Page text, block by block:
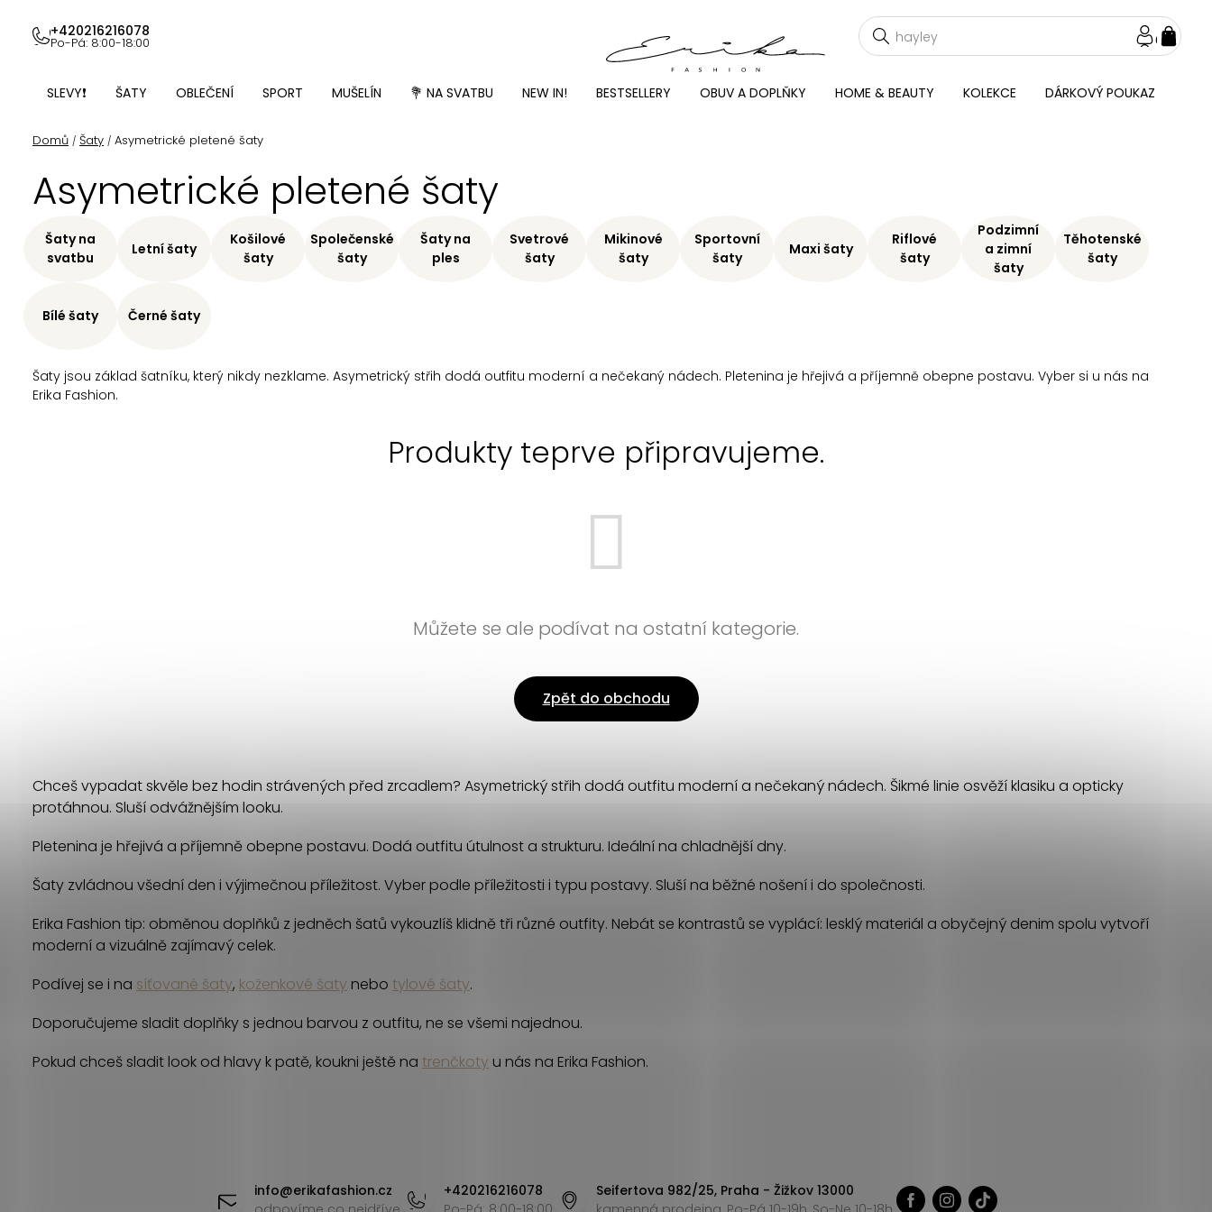
obsah
+420216216078
Po-Pá: 8:00-18:00
SLEVY❗ ŠATY OBLEČENÍ SPORT MUŠELÍN 💐 NA SVATBU NEW IN! BESTSELLERY OBUV A DOPLŇKY HOME & BEAUTY KOLEKCE DÁRKOVÝ POUKAZ
Domů / Šaty / Asymetrické pletené šaty
Asymetrické pletené šaty
Šaty jsou základ šatníku, který nikdy nezklame. Asymetrický střih dodá outfitu moderní a nečekaný nádech. Pletenina je hřejivá a příjemně obepne postavu. Vyber si u nás na
Erika Fashion.
Šaty na
svatbu
Letní šaty
Košilové
šaty
Společenské
šaty
Šaty na
ples
Svetrové
šaty
Mikinové
šaty
Sportovní
šaty
Maxi šaty
Riflové
šaty
Podzimní
a zimní
šaty
Těhotenské
šaty
Bílé šaty Černé šaty
Produkty teprve připravujeme.
Můžete se ale podívat na ostatní kategorie.
Zpět do obchodu
Chceš vypadat skvěle bez hodin strávených před zrcadlem? Asymetrický střih dodá outfitu moderní a nečekaný nádech. Šikmé linie osvěží klasiku a opticky
protáhnou. Sluší odvážnějším looku.
Pletenina je hřejivá a příjemně obepne postavu. Dodá outfitu útulnost a strukturu. Ideální na chladnější dny.
Šaty zvládnou všední den i výjimečnou příležitost. Vyber podle příležitosti i typu postavy. Sluší na běžné nošení i do společnosti.
Erika Fashion tip: obměnou doplňků z jedněch šatů vykouzlíš klidně tři různé outfity. Nebát se kontrastů se vyplácí: lesklý materiál a obyčejný denim spolu vytvoří
moderní a vizuálně zajímavý celek.
Podívej se i na síťované šaty, koženkové šaty nebo tylové šaty.
Doporučujeme sladit doplňky s jednou barvou z outfitu, ne se všemi najednou.
Pokud chceš sladit look od hlavy k patě, koukni ještě na trenčkoty u nás na Erika Fashion.
info@erikafashion.cz
+420216216078
Seifertova 982/25, Praha - Žižkov 13000